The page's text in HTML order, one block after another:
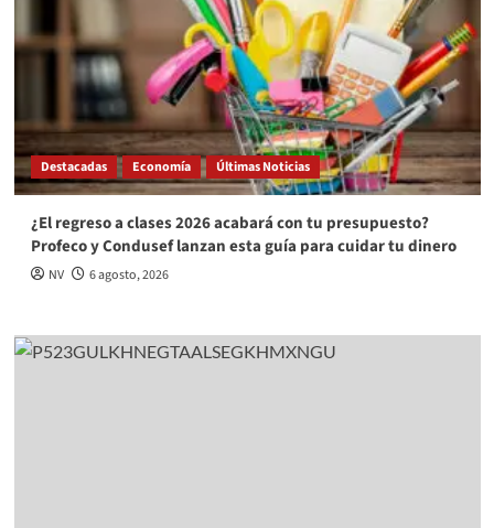
Destacadas Economía Últimas Noticias
¿El regreso a clases 2026 acabará con tu presupuesto?
Profeco y Condusef lanzan esta guía para cuidar tu dinero
NV 6 agosto, 2026